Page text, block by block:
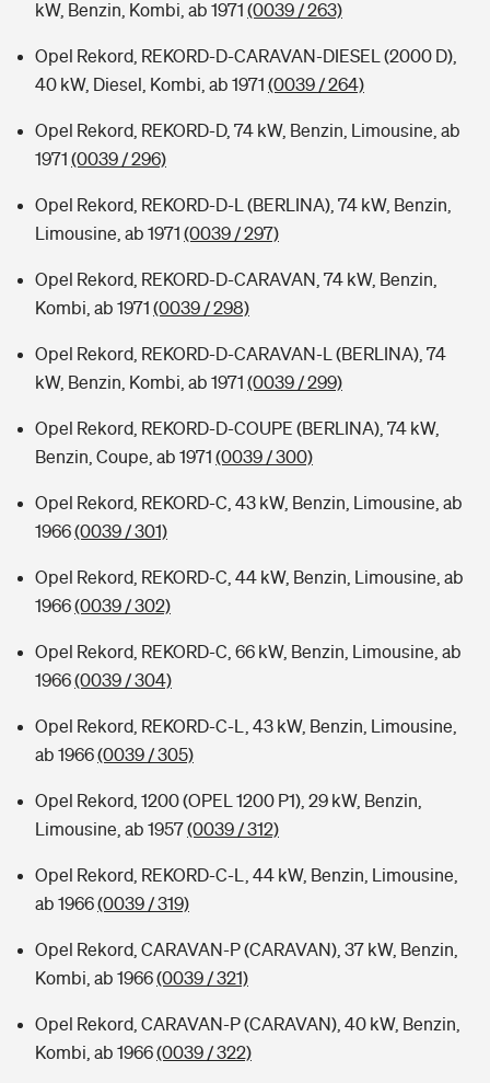
kW, Benzin, Kombi, ab 1971 (0039 / 263)
Opel Rekord, REKORD-D-CARAVAN-DIESEL (2000 D),
40 kW, Diesel, Kombi, ab 1971 (0039 / 264)
Opel Rekord, REKORD-D, 74 kW, Benzin, Limousine, ab
1971 (0039 / 296)
Opel Rekord, REKORD-D-L (BERLINA), 74 kW, Benzin,
Limousine, ab 1971 (0039 / 297)
Opel Rekord, REKORD-D-CARAVAN, 74 kW, Benzin,
Kombi, ab 1971 (0039 / 298)
Opel Rekord, REKORD-D-CARAVAN-L (BERLINA), 74
kW, Benzin, Kombi, ab 1971 (0039 / 299)
Opel Rekord, REKORD-D-COUPE (BERLINA), 74 kW,
Benzin, Coupe, ab 1971 (0039 / 300)
Opel Rekord, REKORD-C, 43 kW, Benzin, Limousine, ab
1966(0039 / 301)
Opel Rekord, REKORD-C, 44 kW, Benzin, Limousine, ab
1966(0039 / 302)
Opel Rekord, REKORD-C, 66 kW, Benzin, Limousine, ab
1966(0039 / 304)
Opel Rekord, REKORD-C-L, 43 kW, Benzin, Limousine,
ab 1966(0039 / 305)
Opel Rekord, 1200 (OPEL 1200 P1), 29 kW, Benzin,
Limousine, ab 1957(0039 / 312)
Opel Rekord, REKORD-C-L, 44 kW, Benzin, Limousine,
ab 1966(0039 / 319)
Opel Rekord, CARAVAN-P (CARAVAN), 37 kW, Benzin,
Kombi, ab 1966(0039 / 321)
Opel Rekord, CARAVAN-P (CARAVAN), 40 kW, Benzin,
Kombi, ab 1966(0039 / 322)